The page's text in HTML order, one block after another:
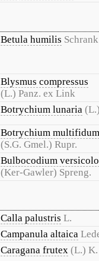
Betula humilis Schrank
Blysmus compressus
(L.) Panz. ex Link
Botrychium lunaria
Botrychium multifidum
(S.G. Gmel.) Rupr.
Bulbocodium
(Ker-Gawler) Spreng.
Calla palustris L.
Campanula altaica
Caragana frutex (L.)